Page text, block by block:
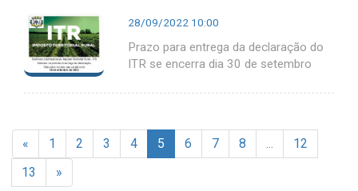
28/09/2022 10:00
Prazo para entrega da declaração do
ITR se encerra dia 30 de setembro
« 1 2 3 4 5 6 7 8
12
13
»